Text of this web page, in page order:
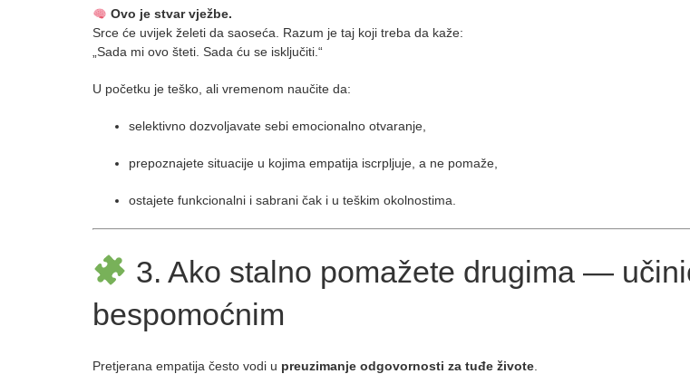
Ovo je stvar vježbe.
Srce će uvijek želeti da saoseća. Razum je taj koji treba da kaže:
„Sada mi ovo šteti. Sada ću se isključiti.“
U početku je teško, ali vremenom naučite da:
selektivno dozvoljavate sebi emocionalno otvaranje,
prepoznajete situacije u kojima empatija iscrpljuje, a ne pomaže,
ostajete funkcionalni i sabrani čak i u teškim okolnostima.
3. Ako stalno pomažete drugima —
bespomoćnim
Pretjerana empatija često vodi u preuzimanje odgovornosti za tuđe živote